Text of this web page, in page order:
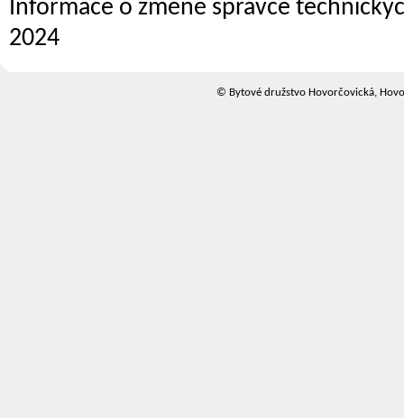
Informace o změně správce
2024
© Bytové družstvo Hovorčovická,